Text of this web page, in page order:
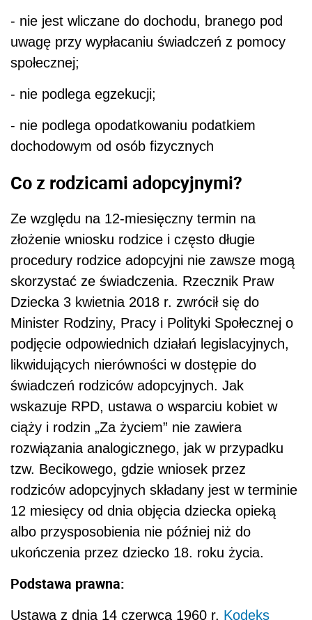
- nie jest wliczane do dochodu, branego pod
uwagę przy wypłacaniu świadczeń z pomocy
społecznej;
- nie podlega egzekucji;
- nie podlega opodatkowaniu podatkiem
dochodowym od osób fizycznych
Co z rodzicami adopcyjnymi?
Ze względu na 12-miesięczny termin na
złożenie wniosku rodzice i często długie
procedury rodzice adopcyjni nie zawsze mogą
skorzystać ze świadczenia. Rzecznik Praw
Dziecka 3 kwietnia 2018 r. zwrócił się do
Minister Rodziny, Pracy i Polityki Społecznej o
podjęcie odpowiednich działań legislacyjnych,
likwidujących nierówności w dostępie do
świadczeń rodziców adopcyjnych. Jak
wskazuje RPD, ustawa o wsparciu kobiet w
ciąży i rodzin „Za życiem” nie zawiera
rozwiązania analogicznego, jak w przypadku
tzw. Becikowego, gdzie wniosek przez
rodziców adopcyjnych składany jest w terminie
12 miesięcy od dnia objęcia dziecka opieką
albo przysposobienia nie później niż do
ukończenia przez dziecko 18. roku życia.
Podstawa prawna:
Ustawa z dnia 14 czerwca 1960 r. Kodeks